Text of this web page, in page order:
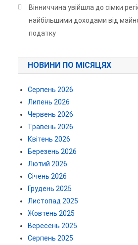
Вінниччина увійшла до сімки
найбільшими доходами від
податку
НОВИНИ ПО МІСЯЦЯХ
Серпень 2026
Липень 2026
Червень 2026
Травень 2026
Квітень 2026
Березень 2026
Лютий 2026
Січень 2026
Грудень 2025
Листопад 2025
Жовтень 2025
Вересень 2025
Серпень 2025